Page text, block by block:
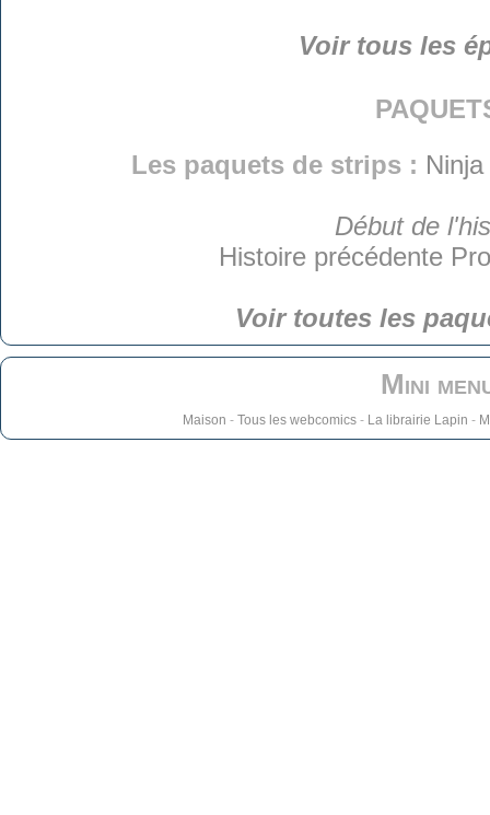
Voir tous les
Les paquets de strips :
Début de
Histoire précédente
Voir toutes les
Mini
Maison - Tous les webcomics- La librairie Lapin -